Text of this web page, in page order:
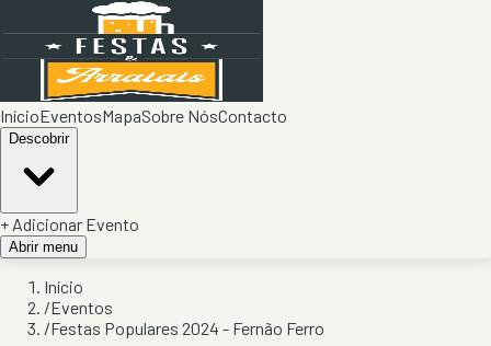
InícioEventosMapaSobre NósContacto
Descobrir
+ Adicionar Evento
Abrir menu
Início
/Eventos
/Festas Populares 2024 - Fernão Ferro